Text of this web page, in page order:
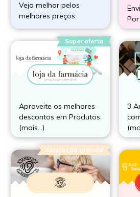
Veja melhor pelos
melhores preços.
Super oferta
Aproveite os melhores
descontos em Produtos
(mais…)
3
Simulação gratuita